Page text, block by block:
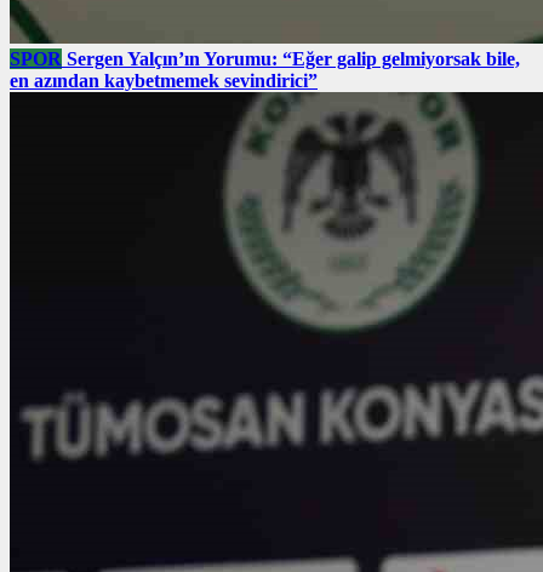
SPOR Sergen Yalçın’ın Yorumu: “Eğer galip gelmiyorsak bile,
en azından kaybetmemek sevindirici”